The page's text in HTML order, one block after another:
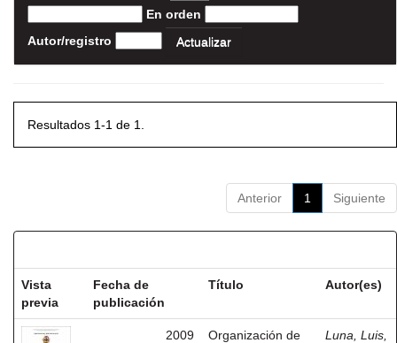
En orden
Autor/registro
Resultados 1-1 de 1.
Anterior 1 Siguiente
Vista
previa
Fecha de
publicación
Título Autor(es)
2009
Organización de
Luna, Luis,